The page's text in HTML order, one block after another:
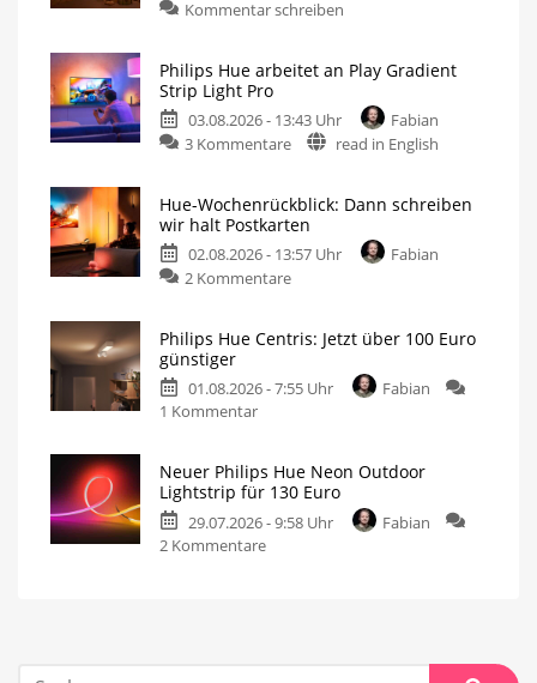
Kommentar schreiben
Philips Hue arbeitet an Play Gradient
Strip Light Pro
03.08.2026 - 13:43 Uhr
Fabian
3 Kommentare
read in English
Hue-Wochenrückblick: Dann schreiben
wir halt Postkarten
02.08.2026 - 13:57 Uhr
Fabian
2 Kommentare
Philips Hue Centris: Jetzt über 100 Euro
günstiger
01.08.2026 - 7:55 Uhr
Fabian
1 Kommentar
Neuer Philips Hue Neon Outdoor
Lightstrip für 130 Euro
29.07.2026 - 9:58 Uhr
Fabian
2 Kommentare